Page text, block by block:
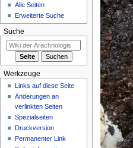
Alle Seiten
Erweiterte Suche
Suche
Werkzeuge
Links auf diese Seite
Änderungen an
verlinkten Seiten
Spezialseiten
Druckversion
Permanenter Link